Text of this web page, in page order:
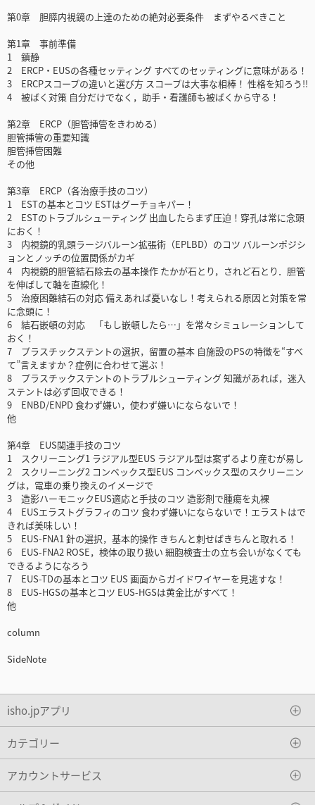
第0章 胆膵内視鏡の上達のための絶対必要条件 まずやるべきこと
第1章 事前準備
1 鎮静
2 ERCP・EUSの各種セッティング すべてのセッティングに意味がある！
3 ERCPスコープの違いと選び方 スコープは大事な相棒！ 性格を知ろう!!
4 被ばく対策 自分だけでなく，助手・看護師も被ばくから守る！
第2章 ERCP（胆管挿管をきわめる）
胆管挿管の重要知識
胆管挿管困難
その他
第3章 ERCP（各治療手技のコツ）
1 ESTの基本とコツ ESTはグーチョキパー！
2 ESTのトラブルシューティング 出血したらまず圧迫！穿孔は常に念頭
におく！
3 内視鏡的乳頭ラージバルーン拡張術（EPLBD）のコツ バルーンポジシ
ョンとノッチの位置関係がカギ
4 内視鏡的胆管結石除去の基本操作 たかが石とり，されど石とり．胆管
を伸ばして軸を直線化！
5 治療困難結石の対応 備えあれば憂いなし！考えられる原因と対策を常
に念頭に！
6 結石嵌頓の対応 「もし嵌頓したら…」を常々シミュレーションして
おく！
7 プラスチックステントの選択，留置の基本 自施設のPSの特徴を“すべ
て”言えますか？症例に合わせて選ぶ！
8 プラスチックステントのトラブルシューティング 知識があれば，迷入
ステントは必ず回収できる！
9 ENBD/ENPD 食わず嫌い，使わず嫌いにならないで！
他
第4章 EUS関連手技のコツ
1 スクリーニング1 ラジアル型EUS ラジアル型は案ずるより産むが易し
2 スクリーニング2 コンベックス型EUS コンベックス型のスクリーニン
グは，電車の乗り換えのイメージで
3 造影ハーモニックEUS適応と手技のコツ 造影剤で腫瘍を丸裸
4 EUSエラストグラフィのコツ 食わず嫌いにならないで！エラストはで
きれば美味しい！
5 EUS-FNA1 針の選択，基本的操作 きちんと刺せばきちんと取れる！
6 EUS-FNA2 ROSE，検体の取り扱い 細胞検査士の立ち会いがなくても
できるようになろう
7 EUS-TDの基本とコツ EUS 画面からガイドワイヤーを見逃すな！
8 EUS-HGSの基本とコツ EUS-HGSは黄金比がすべて！
他
column
SideNote
isho.jpアプリ
カテゴリー
アカウントサービス